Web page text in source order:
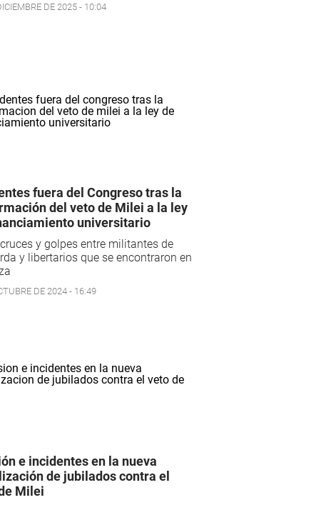
DE 2025 - 10:04
fuera del Congreso tras la
del veto de Milei a la ley
universitario
y golpes entre militantes de
y libertarios que se encontraron en
DE 2024 - 16:49
e incidentes en la nueva
de jubilados contra el
Milei